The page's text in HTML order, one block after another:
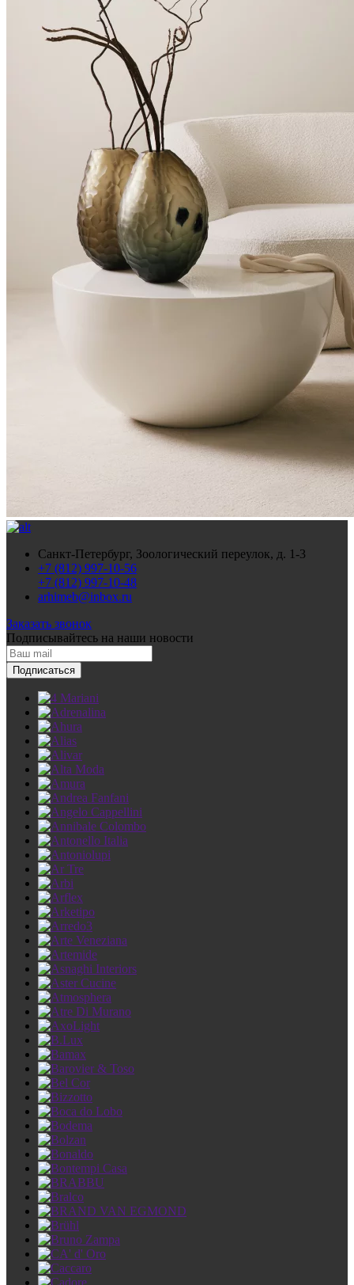
Санкт-Петербург, Зоологический переулок, д. 1-3
+7 (812) 997-10-56
+7 (812) 997-10-48
arhimeb@inbox.ru
Заказать звонок
Подписывайтесь на наши новости